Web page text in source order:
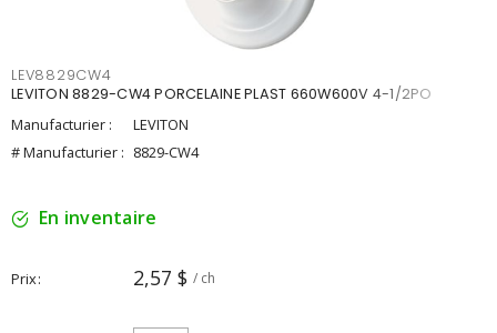
LEV8829CW4
LEVITON 8829-CW4 PORCELAINE PLAST 660W600V 4-1/2PO
Manufacturier :
LEVITON
# Manufacturier : 8829-CW4
En inventaire
Prix 2,57 $ / ch